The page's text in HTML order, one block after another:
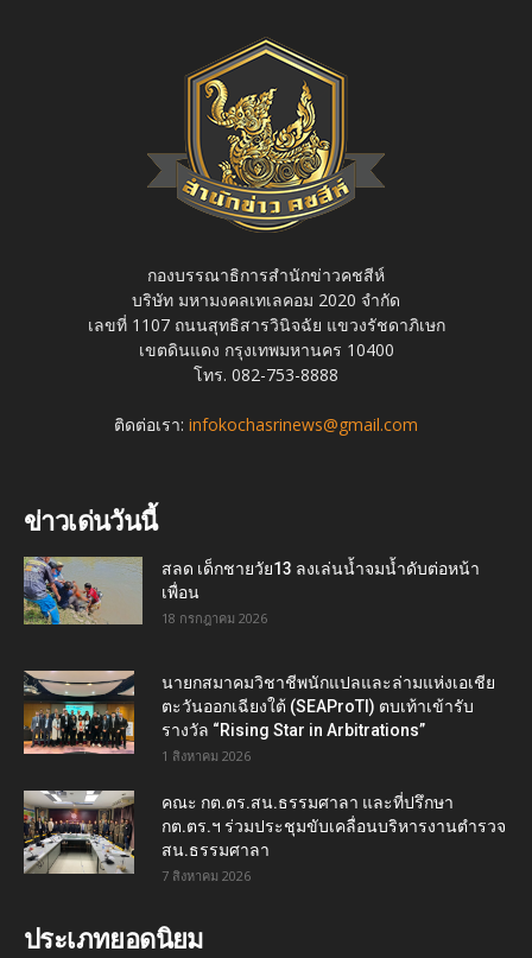
กองบรรณาธิการสำนักข่าวคชสีห์
บริษัท มหามงคลเทเลคอม 2020 จำกัด
เลขที่ 1107 ถนนสุทธิสารวินิจฉัย แขวงรัชดาภิเษก
เขตดินแดง กรุงเทพมหานคร 10400
โทร. 082-753-8888
ติดต่อเรา: infokochasrinews@gmail.com
ข่าวเด่นวันนี้
สลด เด็กชายวัย13 ลงเล่นน้ำจมน้ำดับต่อหน้า
เพื่อน
18 กรกฎาคม 2026
นายกสมาคมวิชาชีพนักแปลและล่ามแห่งเอเชีย
ตะวันออกเฉียงใต้ (SEAProTI) ตบเท้าเข้ารับ
รางวัล “Rising Star in Arbitrations”
1 สิงหาคม 2026
คณะ กต.ตร.สน.ธรรมศาลา และที่ปรึกษา
กต.ตร.ฯ ร่วมประชุมขับเคลื่อนบริหารงานตำรวจ
สน.ธรรมศาลา
7 สิงหาคม 2026
ประเภทยอดนิยม